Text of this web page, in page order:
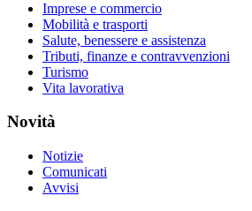
Imprese e commercio
Mobilità e trasporti
Salute, benessere e assistenza
Tributi, finanze e contravvenzioni
Turismo
Vita lavorativa
Novità
Notizie
Comunicati
Avvisi